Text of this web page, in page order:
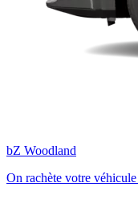
bZ Woodland
On rachète votre véhicule